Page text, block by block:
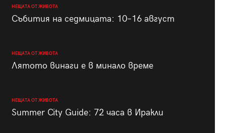
НЕЩАТА ОТ ЖИВОТА
Събития на седмицата: 10–16 август
НЕЩАТА ОТ ЖИВОТА
Лятото винаги е в минало време
НЕЩАТА ОТ ЖИВОТА
Summer City Guide: 72 часа в Иракли